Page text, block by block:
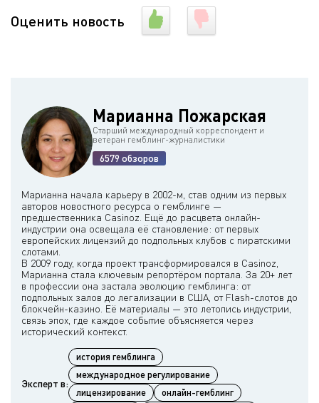
Оценить новость
Марианна Пожарская
Старший международный корреспондент и
ветеран гемблинг-журналистики
6579 обзоров
Марианна начала карьеру в 2002-м, став одним из первых
авторов новостного ресурса о гемблинге —
предшественника Casinoz. Ещё до расцвета онлайн-
индустрии она освещала её становление: от первых
европейских лицензий до подпольных клубов с пиратскими
слотами.
В 2009 году, когда проект трансформировался в Casinoz,
Марианна стала ключевым репортёром портала. За 20+ лет
в профессии она застала эволюцию гемблинга: от
подпольных залов до легализации в США, от Flash-слотов до
блокчейн-казино. Её материалы — это летопись индустрии,
связь эпох, где каждое событие объясняется через
Эксперт в:
история гемблинга
международное регулирование
лицензирование
онлайн-гемблинг